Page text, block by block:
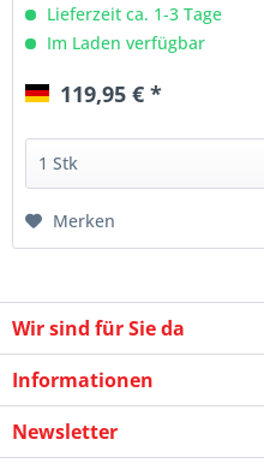
Lieferzeit ca. 1-3 Tage
Im Laden verfügbar
119,95 € *
Merken
Wir sind für Sie da
Informationen
Newsletter